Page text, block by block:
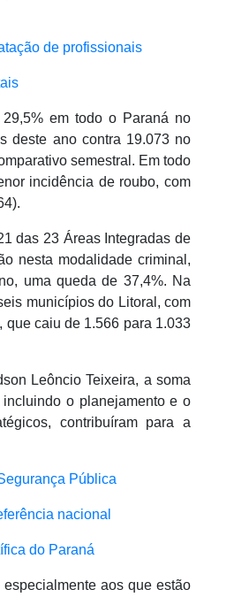
de profissionais
em todo o Paraná no
deste ano contra 19.073 no
semestral. Em todo
incidência de roubo, com
das 23 Áreas Integradas de
nesta modalidade criminal,
uma queda de 37,4%. Na
municípios do Litoral, com
que caiu de 1.566 para 1.033
Leôncio Teixeira, a soma
o planejamento e o
contribuíram para a
Pública
nacional
do Paraná
aos que estão